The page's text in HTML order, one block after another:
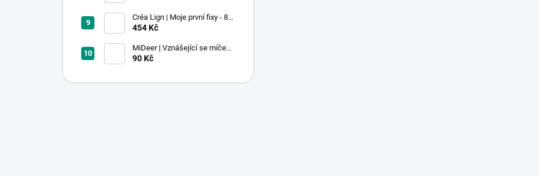
Créa Lign | Moje první fixy - 8
ks
454 Kč
MiDeer | Vznášející se míček -
červený
90 Kč